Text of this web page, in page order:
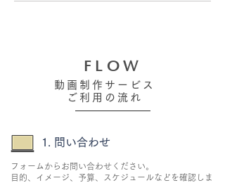
FLOW
動画制作サービス
ご利用の流れ
1. 問い合わせ
フォームからお問い合わせください。
目的、イメージ、予算、スケジュールなどを確認しま